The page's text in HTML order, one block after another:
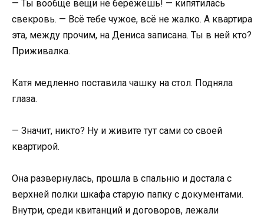
— Ты вообще вещи не бережёшь! — кипятилась
свекровь. — Всё тебе чужое, всё не жалко. А квартира
эта, между прочим, на Дениса записана. Ты в ней кто?
Приживалка.
Катя медленно поставила чашку на стол. Подняла
глаза.
— Значит, никто? Ну и живите тут сами со своей
квартирой.
Она развернулась, прошла в спальню и достала с
верхней полки шкафа старую папку с документами.
Внутри, среди квитанций и договоров, лежали